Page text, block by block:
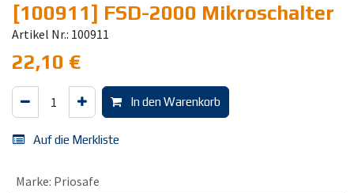
[100911] FSD-2000 Mikroschalter
Artikel Nr.: 100911
22,10 €
In den Warenkorb
Auf die Merkliste
Marke: Priosafe